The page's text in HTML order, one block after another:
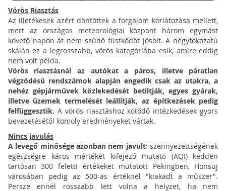
Vörös Riasztás
Az illetékesek azért döntöttek a forgalom korlátozása mellett,
mert az országos meteorológiai központ három egymást
követő napon át nem szűnő füstködöt jósolt. A négyfokozatú
skálán ez a legrosszabb, vörös kategóriába esik, amire eddig
nem volt példa.
Vörös riasztásnál az autókat a páros, illetve páratlan
végződésű rendszámok alapján engedik csak az utakra, a
nehéz gépjárművek közlekedését betiltják, egyes gyárak,
illetve üzemek termelését leállítják, az építkezések pedig
felfüggesztik. A vörös riasztáshoz kötődő intézkedések gyors
bevezetésétől komoly eredményeket vártak.
Nincs javulás
A levegő minősége azonban nem javult: szennyezettségének
egészségre káros mértékét kifejező mutató (AQI) kedden
tartósan 300 feletti értékeket mutatott Pekingben, Honsuj
városában pedig az 500-as értéknél "kiakadt a műszer".
Persze ennél rosszabb lett volna a helyzet, ha nem